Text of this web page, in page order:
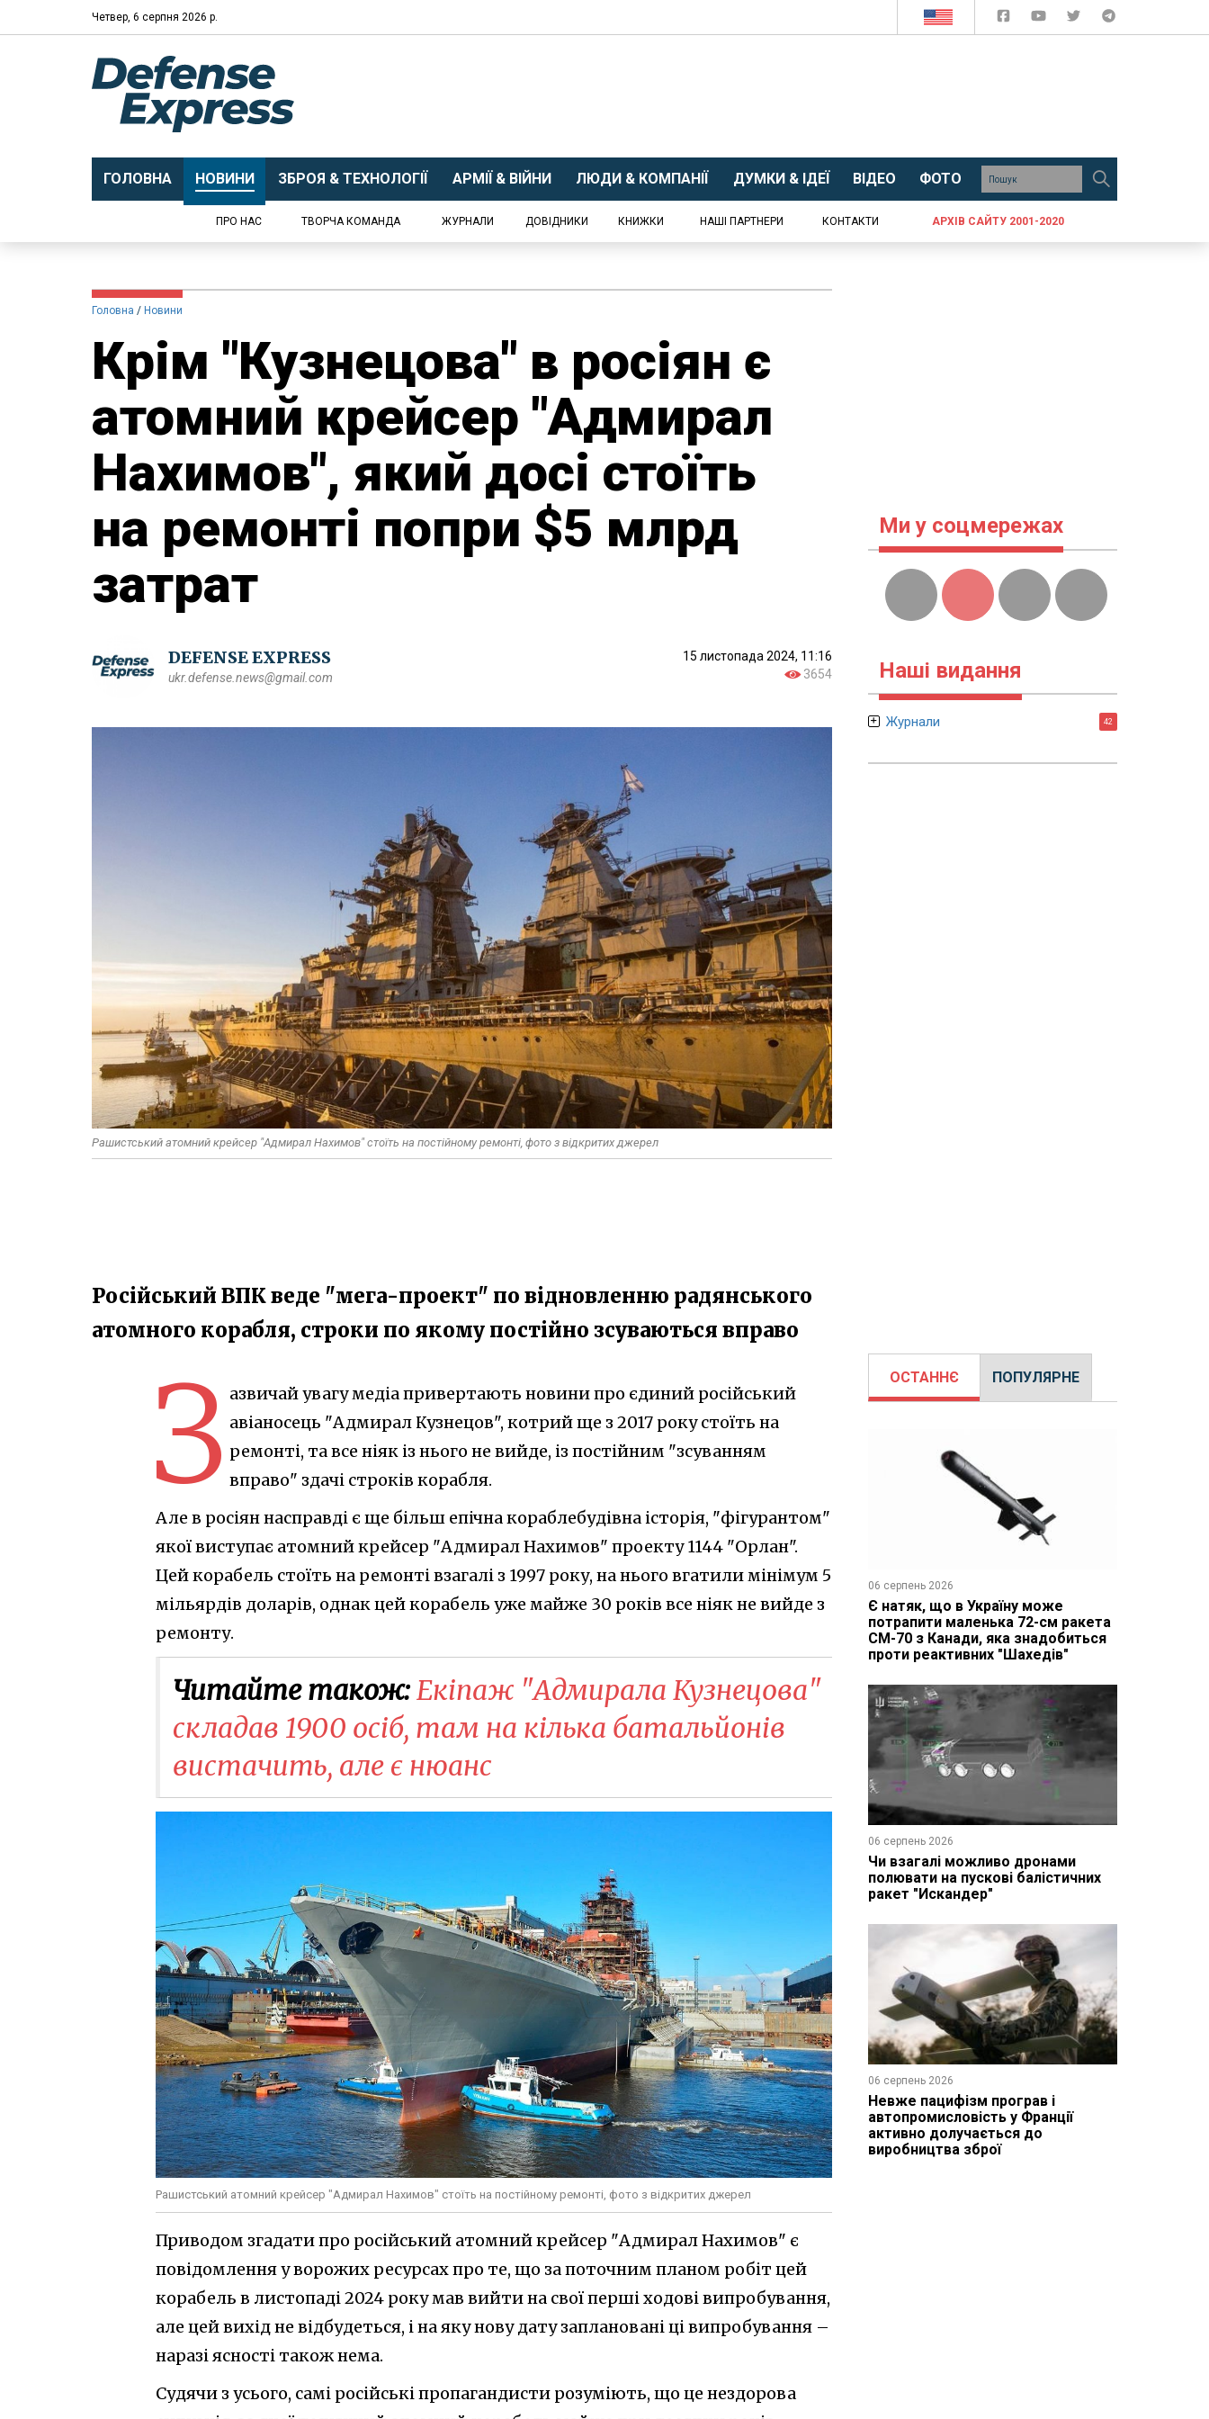
Четвер, 6 серпня 2026 р.
ГОЛОВНА НОВИНИ ЗБРОЯ & ТЕХНОЛОГІЇ АРМІЇ & ВІЙНИ ЛЮДИ & КОМПАНІЇ ДУМКИ & ІДЕЇ ВІДЕО ФОТО
ПРО НАС ТВОРЧА КОМАНДА ЖУРНАЛИ ДОВІДНИКИ КНИЖКИ НАШІ ПАРТНЕРИ КОНТАКТИ АРХІВ САЙТУ 2001-2020
Головна Новини
Крім "Кузнецова" в росіян є
атомний крейсер "Адмирал
Нахимов", який досі стоїть
на ремонті попри $5 млрд
затрат
DEFENSE EXPRESS
ukr.defense.news@gmail.com
15 листопада 2024, 11:16
3654
Рашистський атомний крейсер "Адмирал Нахимов" стоїть на постійному ремонті, фото з відкритих джерел
Російський ВПК веде "мега-проект" по відновленню радянського
атомного корабля, строки по якому постійно зсуваються вправо
З азвичай увагу медіа привертають новини про єдиний російський
авіаносець "Адмирал Кузнецов", котрий ще з 2017 року стоїть на
ремонті, та все ніяк із нього не вийде, із постійним "зсуванням
вправо" здачі строків корабля.
Але в росіян насправді є ще більш епічна кораблебудівна історія, "фігурантом"
якої виступає атомний крейсер "Адмирал Нахимов" проекту 1144 "Орлан".
Цей корабель стоїть на ремонті взагалі з 1997 року, на нього вгатили мінімум 5
мільярдів доларів, однак цей корабель уже майже 30 років все ніяк не вийде з
ремонту.
Читайте також:Екіпаж "Адмирала Кузнецова"
складав 1900 осіб, там на кілька батальйонів
вистачить, але є нюанс
Рашистський атомний крейсер "Адмирал Нахимов" стоїть на постійному ремонті, фото з відкритих джерел
Приводом згадати про російський атомний крейсер "Адмирал Нахимов" є
повідомлення у ворожих ресурсах про те, що за поточним планом робіт цей
корабель в листопаді 2024 року мав вийти на свої перші ходові випробування,
але цей вихід не відбудеться, і на яку нову дату заплановані ці випробування –
наразі ясності також нема.
Судячи з усього, самі російські пропагандисти розуміють, що це нездорова
Ми у соцмережах
Наші видання
Журнали 42
ОСТАННЄ ПОПУЛЯРНЕ
06 серпень 2026
Є натяк, що в Україну може
потрапити маленька 72-см ракета
CM-70 з Канади, яка знадобиться
проти реактивних "Шахедів"
06 серпень 2026
Чи взагалі можливо дронами
полювати на пускові балістичних
ракет "Искандер"
06 серпень 2026
Невже пацифізм програв і
автопромисловість у Франції
активно долучається до
виробництва зброї